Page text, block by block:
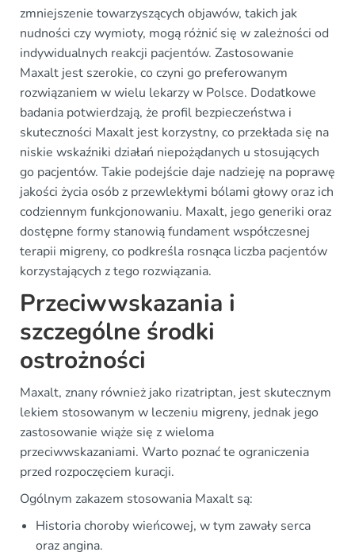
zmniejszenie towarzyszących objawów, takich jak
nudności czy wymioty, mogą różnić się w zależności od
indywidualnych reakcji pacjentów. Zastosowanie
Maxalt jest szerokie, co czyni go preferowanym
rozwiązaniem w wielu lekarzy w Polsce. Dodatkowe
badania potwierdzają, że profil bezpieczeństwa i
skuteczności Maxalt jest korzystny, co przekłada się na
niskie wskaźniki działań niepożądanych u stosujących
go pacjentów. Takie podejście daje nadzieję na poprawę
jakości życia osób z przewlekłymi bólami głowy oraz ich
codziennym funkcjonowaniu. Maxalt, jego generiki oraz
dostępne formy stanowią fundament współczesnej
terapii migreny, co podkreśla rosnąca liczba pacjentów
korzystających z tego rozwiązania.
Przeciwwskazania i
szczególne środki
ostrożności
Maxalt, znany również jako rizatriptan, jest skutecznym
lekiem stosowanym w leczeniu migreny, jednak jego
zastosowanie wiąże się z wieloma
przeciwwskazaniami. Warto poznać te ograniczenia
przed rozpoczęciem kuracji.
Ogólnym zakazem stosowania Maxalt są:
Historia choroby wieńcowej, w tym zawały serca
oraz angina.